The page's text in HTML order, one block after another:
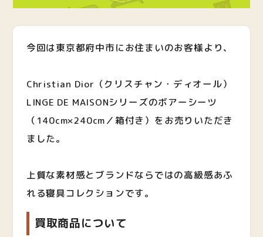
今回は東京都府中市にお住まいのお客様より、
Christian Dior（クリスチャン・ディオール）
LINGE DE MAISONシリーズのボアーシーツ
（140cm×240cm／箱付き）をお売りいただき
ました。
上質な素材感とブランドならではの高級感あふ
れる寝具コレクションです。
買取商品について